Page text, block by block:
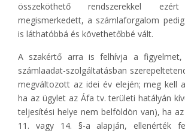
összeköthető rendszerekkel
megismerkedett, a számlaforgalom
is láthatóbbá és követhetőbbé vált.
A szakértő arra is felhívja a
számlaadat-szolgáltatásban
megváltozott az idei év elején; meg kell
ha az ügylet az Áfa tv. területi hatályán
teljesítési helye nem belföldön van), ha
11. vagy 14. §-a alapján, ellenérték